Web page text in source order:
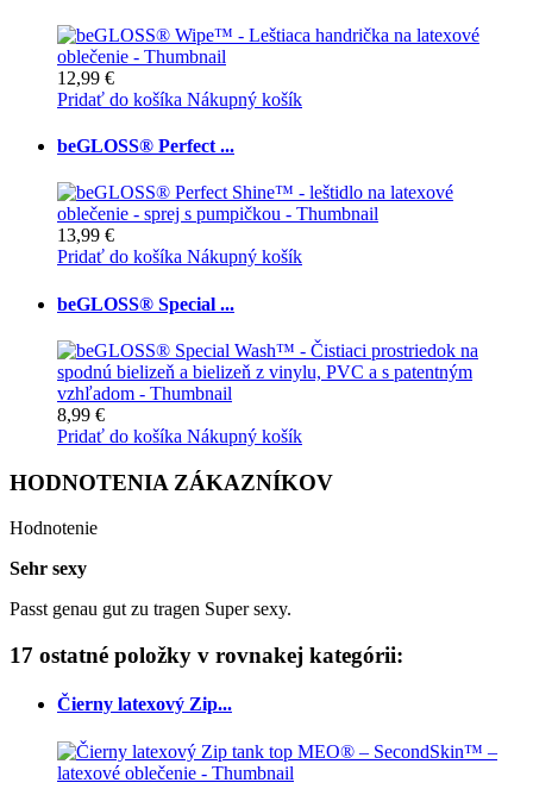
12,99 €
Pridať do košíka Nákupný košík
beGLOSS® Perfect ...
13,99 €
Pridať do košíka Nákupný košík
beGLOSS® Special ...
8,99 €
Pridať do košíka Nákupný košík
HODNOTENIA ZÁKAZNÍKOV
Hodnotenie
Sehr sexy
Passt genau gut zu tragen Super sexy.
17 ostatné položky v rovnakej kategórii:
Čierny latexový Zip...